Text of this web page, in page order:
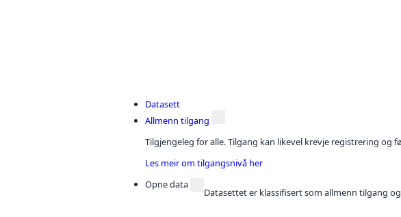
Datasett
Allmenn tilgang
Tilgjengeleg for alle. Tilgang kan likevel krevje registrering og
Les meir om tilgangsnivå her
Opne data
Datasettet er klassifisert som allmenn tilgang